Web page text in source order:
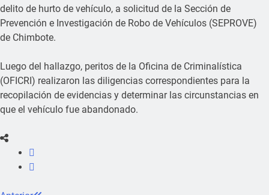
delito de hurto de vehículo, a solicitud de la Sección de
Prevención e Investigación de Robo de Vehículos (SEPROVE)
de Chimbote.
Luego del hallazgo, peritos de la Oficina de Criminalística
(OFICRI) realizaron las diligencias correspondientes para la
recopilación de evidencias y determinar las circunstancias en
que el vehículo fue abandonado.